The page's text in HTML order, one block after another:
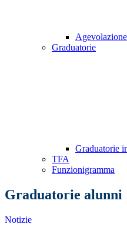
Graduatorie
Graduatorie
TFA
Funzionigramma
Graduatorie alunni
Notizie